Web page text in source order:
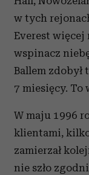
w tych
Everest
wspinacz
Ballem zdobył
7 miesięcy. To
W maju 1996
klientami,
zamierzał
nie szło